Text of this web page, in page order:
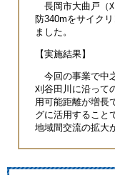
長岡市大曲戸（
防340mをサイク
ました。
【実施結果】
今回の事業で中
刈谷田川に沿って
用可能距離が増長
グに活用すること
地域間交流の拡大